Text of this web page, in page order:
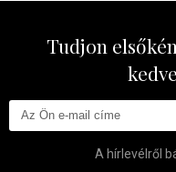
Tudjon
A hírlevélről